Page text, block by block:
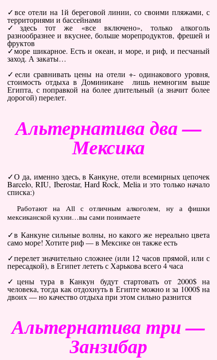
Справочник туриста
Контакты
все отели на 1й береговой линии, со своими пляжами, с
территориями и бассейнами
здесь тот же «все включено», только алкоголь
разнообразнее и вкуснее, больше морепродуктов, фрешей и
фруктов
море шикарное. Есть и океан, и море, и риф, и песчаный
заход. А закаты…
если сравнивать цены на отели +- одинакового уровня,
стоимость отдыха в Доминикане лишь немногим выше
Египта, с поправкой на более длительный (а значит более
дорогой) перелет.
Альтернатива два —
Мексика
О да, именно здесь, в Канкуне, отели всемирных цепочек
Barcelo, RIU, Iberostar, Hard Rock, Melia и это только начало
списка:)
Работают на All с отличным алкоголем, ну а фишки
мексиканской кухни…вы сами понимаете
в Канкуне сильные волны, но какого же нереально цвета
само море! Хотите риф — в Мексике он также есть
перелет значительно сложнее (или 12 часов прямой, или с
пересадкой), в Египет лететь с Харькова всего 4 часа
цены тура в Канкун будут стартовать от 2000$ на
человека, тогда как отдохнуть в Египте можно и за 1000$ на
двоих — но качество отдыха при этом сильно разнится
Альтернатива три —
Занзибар